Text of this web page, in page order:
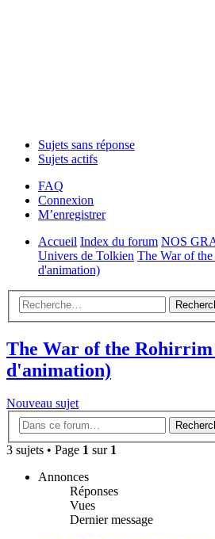
Sujets sans réponse
Sujets actifs
FAQ
Connexion
M’enregistrer
Accueil Index du forum NOS
Univers de Tolkien The War of
d'animation)
The War of the
d'animation)
Nouveau sujet
3 sujets • Page 1 sur 1
Annonces
Réponses
Vues
Dernier message